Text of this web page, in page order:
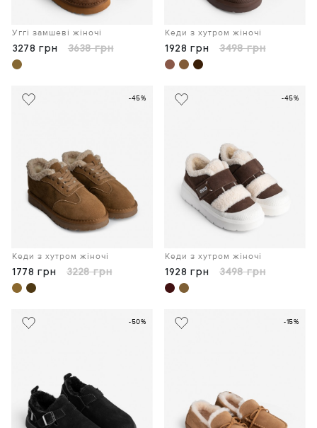
Уггі замшеві жіночі
3278 грн 3638 грн
Кеди з хутром жіночі
1928 грн 3498 грн
-45%
Кеди з хутром жіночі
1778 грн 3228 грн
-45%
Кеди з хутром жіночі
1928 грн 3498 грн
-50% -15%